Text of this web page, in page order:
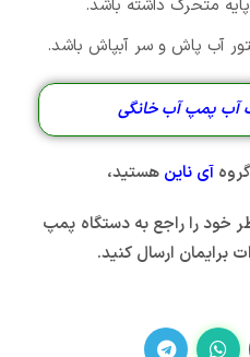
متحرک داشته باشد.
آب پاش و سر آبپاش باشد.
آب پمپ آب خانگی
آی ناین هستید،
را راجع به دستگاه پمپ
برایمان ارسال کنید.